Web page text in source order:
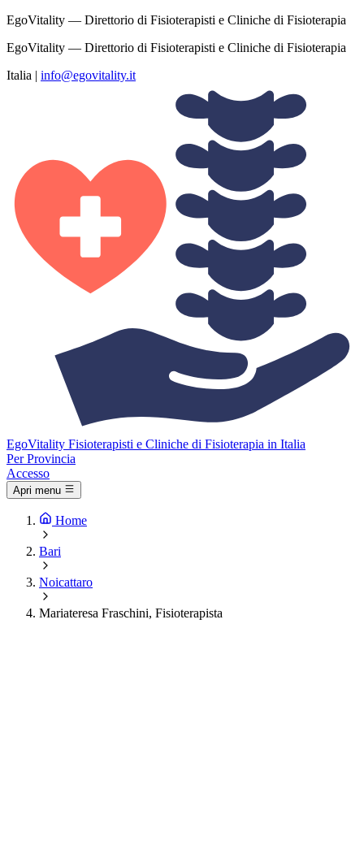
EgoVitality — Direttorio di Fisioterapisti e Cliniche di Fisioterapia
EgoVitality — Direttorio di Fisioterapisti e Cliniche di Fisioterapia
Italia | info@egovitality.it
EgoVitality Fisioterapisti e Cliniche di Fisioterapia in Italia
Per Provincia
Accesso
Apri menu
Home
Bari
Noicattaro
Mariateresa Fraschini, Fisioterapista